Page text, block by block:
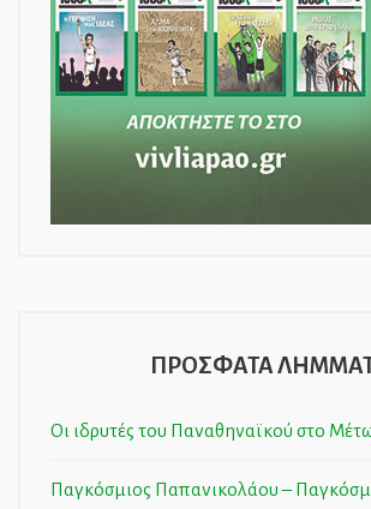
ΠΡΟΣΦΑΤΑ
Οι ιδρυτές του Παναθηναϊκού στο
Παγκόσμιος Παπανικολάου –